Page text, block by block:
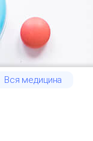
Вся медицина